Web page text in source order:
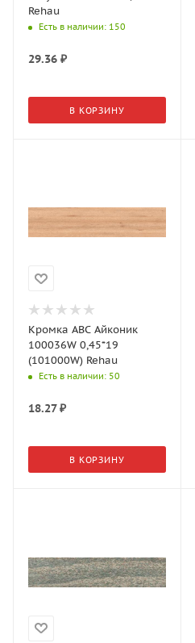
Rehau
Есть в наличии: 150
29.36 ₽
В КОРЗИНУ
Кромка АВС Айконик
100036W 0,45*19
(101000W) Rehau
Есть в наличии: 50
18.27₽
В КОРЗИНУ